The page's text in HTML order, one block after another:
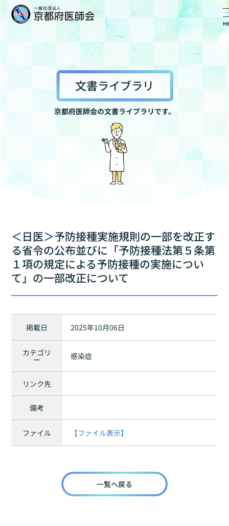
文書ライブラリ
京都府医師会の文書ライブラリです。
＜日医＞予防接種実施規則の一部を改正す
る省令の公布並びに「予防接種法第５条第
１項の規定による予防接種の実施につい
て」の一部改正について
掲載日 2025年10月06日
カテゴリ
ー 感染症
リンク先
備考
ファイル 【ファイル表示】
一覧へ戻る